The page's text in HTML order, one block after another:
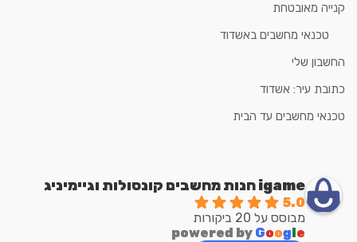
קנייה מאובטחת
טכנאי מחשבים באשדוד
החשבון שלי
כתובת עיר: אשדוד
טכנאי מחשבים עד הבית
igame חנות מחשבים קונסולות וגיימיניג
5.0
מבוסס על 20 ביקורות
powered by Goog e